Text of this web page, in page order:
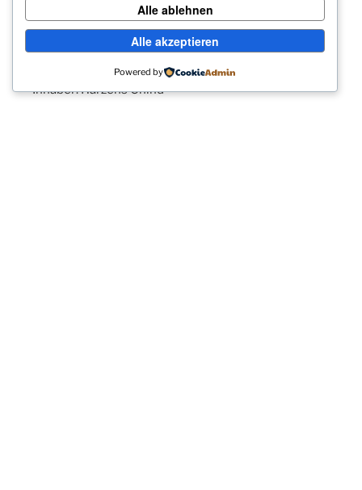
Möchtest du in der Zwischenzeit etwas Spenden,
darfst du das gerne hier machen:
CH39 0077 9000 2701 0910 0
Inhaber: Härzens Chind
Alle ablehnen
Alle akzeptieren
Powered by